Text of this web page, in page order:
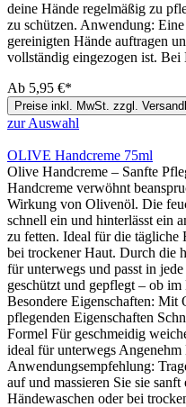
deine Hände regelmäßig zu
zu schützen. Anwendung:
gereinigten Hände auftragen
vollständig eingezogen ist. Bei
Ab 5,95 €*
Preise inkl. MwSt. zzgl.
zur Auswahl
OLIVE Handcreme 75ml
Olive Handcreme – Sanfte
Handcreme verwöhnt
Wirkung von Olivenöl. Die
schnell ein und hinterlässt ein
zu fetten. Ideal für die tägliche
bei trockener Haut. Durch die
für unterwegs und passt in
geschützt und gepflegt – ob
Besondere Eigenschaften: Mit
pflegenden Eigenschaften
Formel Für geschmeidig
ideal für unterwegs
Anwendungsempfehlung:
auf und massieren Sie sie
Händewaschen oder bei